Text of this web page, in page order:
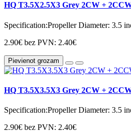
HQ T3.5X2.5X3 Grey 2CW +
Specification:Propeller Diameter:
2.90€ bez PVN: 2.40€
Pievienot grozam
HQ T3.5X3.5X3 Grey 2CW +
Specification:Propeller Diameter:
2.90€ bez PVN: 2.40€